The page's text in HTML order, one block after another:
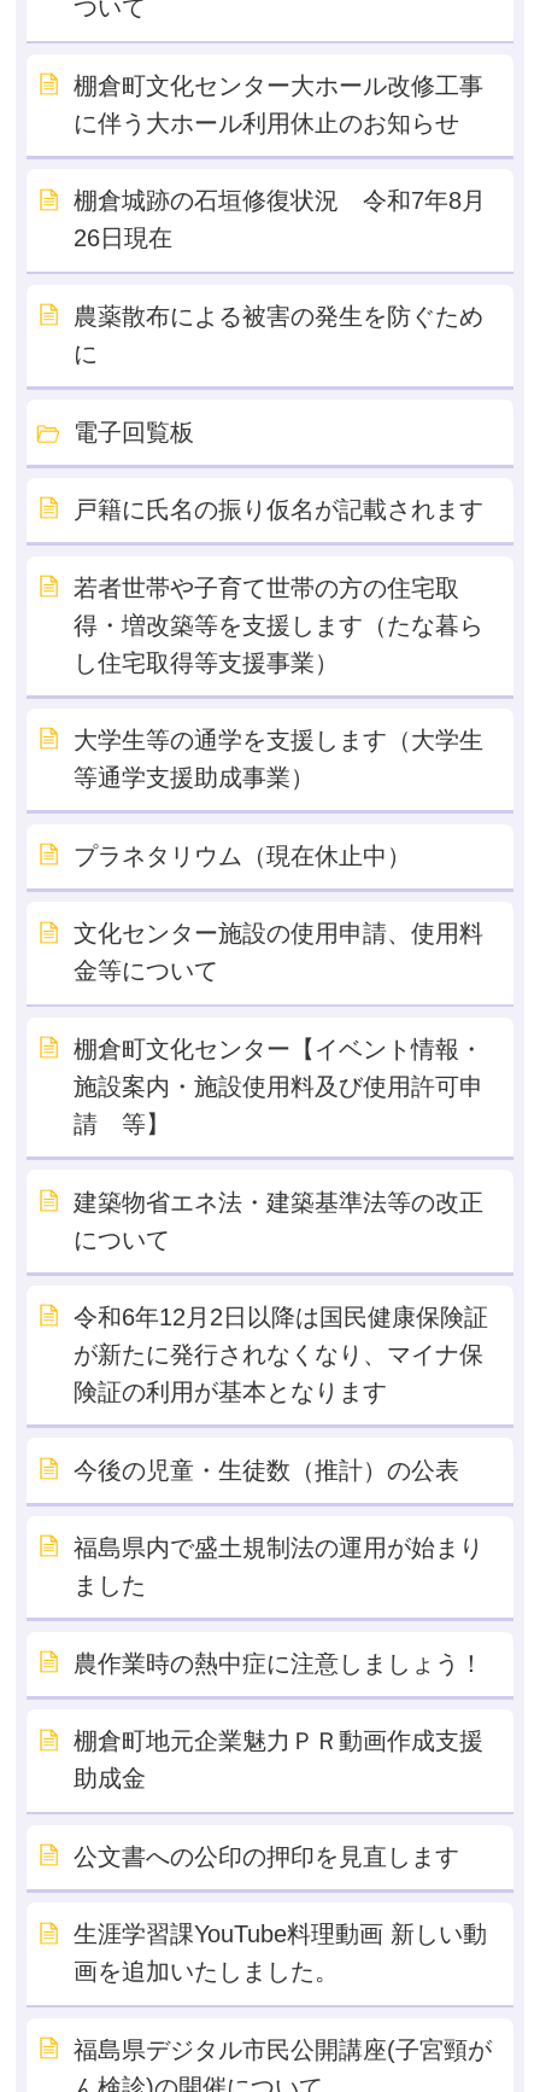
ついて
棚倉町文化センター大ホール改修工事
に伴う大ホール利用休止のお知らせ
棚倉城跡の石垣修復状況 令和7年8月
26日現在
農薬散布による被害の発生を防ぐため
に
電子回覧板
戸籍に氏名の振り仮名が記載されます
若者世帯や子育て世帯の方の住宅取
得・増改築等を支援します（たな暮ら
し住宅取得等支援事業）
大学生等の通学を支援します（大学生
等通学支援助成事業）
プラネタリウム（現在休止中）
文化センター施設の使用申請、使用料
金等について
棚倉町文化センター【イベント情報・
施設案内・施設使用料及び使用許可申
請 等】
建築物省エネ法・建築基準法等の改正
について
令和6年12月2日以降は国民健康保険証
が新たに発行されなくなり、マイナ保
険証の利用が基本となります
今後の児童・生徒数（推計）の公表
福島県内で盛土規制法の運用が始まり
ました
農作業時の熱中症に注意しましょう！
棚倉町地元企業魅力ＰＲ動画作成支援
助成金
公文書への公印の押印を見直します
生涯学習課YouTube料理動画 新しい動
画を追加いたしました。
福島県デジタル市民公開講座(子宮頸が